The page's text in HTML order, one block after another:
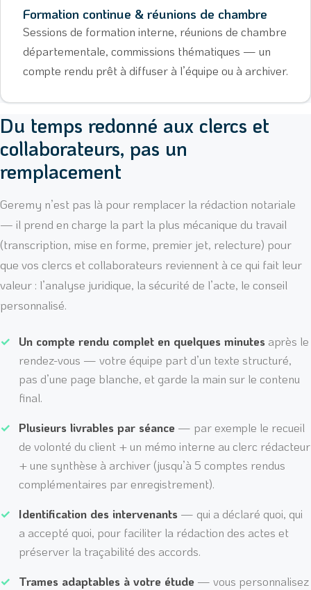
Formation continue & réunions de chambre
Sessions de formation interne, réunions de chambre
départementale, commissions thématiques — un
compte rendu prêt à diffuser à l’équipe ou à archiver.
Du temps redonné aux clercs et
collaborateurs, pas un
remplacement
Geremy n’est pas là pour remplacer la rédaction notariale
— il prend en charge la part la plus mécanique du travail
(transcription, mise en forme, premier jet, relecture) pour
que vos clercs et collaborateurs reviennent à ce qui fait leur
valeur : l’analyse juridique, la sécurité de l’acte, le conseil
personnalisé.
Un compte rendu complet en quelques minutes après le
rendez-vous — votre équipe part d’un texte structuré,
pas d’une page blanche, et garde la main sur le contenu
final.
Plusieurs livrables par séance — par exemple le recueil
de volonté du client + un mémo interne au clerc rédacteur
+ une synthèse à archiver (jusqu’à 5 comptes rendus
complémentaires par enregistrement).
Identification des intervenants — qui a déclaré quoi, qui
a accepté quoi, pour faciliter la rédaction des actes et
préserver la traçabilité des accords.
Trames adaptables à votre étude — vous personnalisez